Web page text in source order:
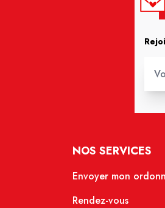
NOS SERVICES
Envoyer mon
Rendez-vous